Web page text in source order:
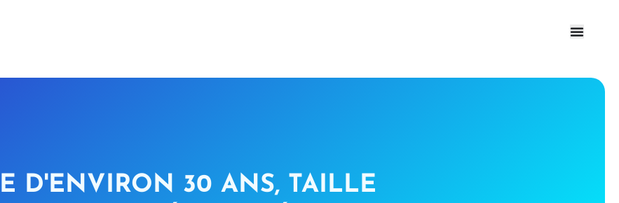
D'ENVIRON 30 ANS, TAILLE